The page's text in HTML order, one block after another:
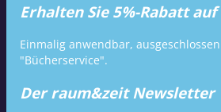
Erhalten Sie 5%-Rabatt
Einmalig anwendbar,
"Bücherservice".
Der raum&zeit Newsletter